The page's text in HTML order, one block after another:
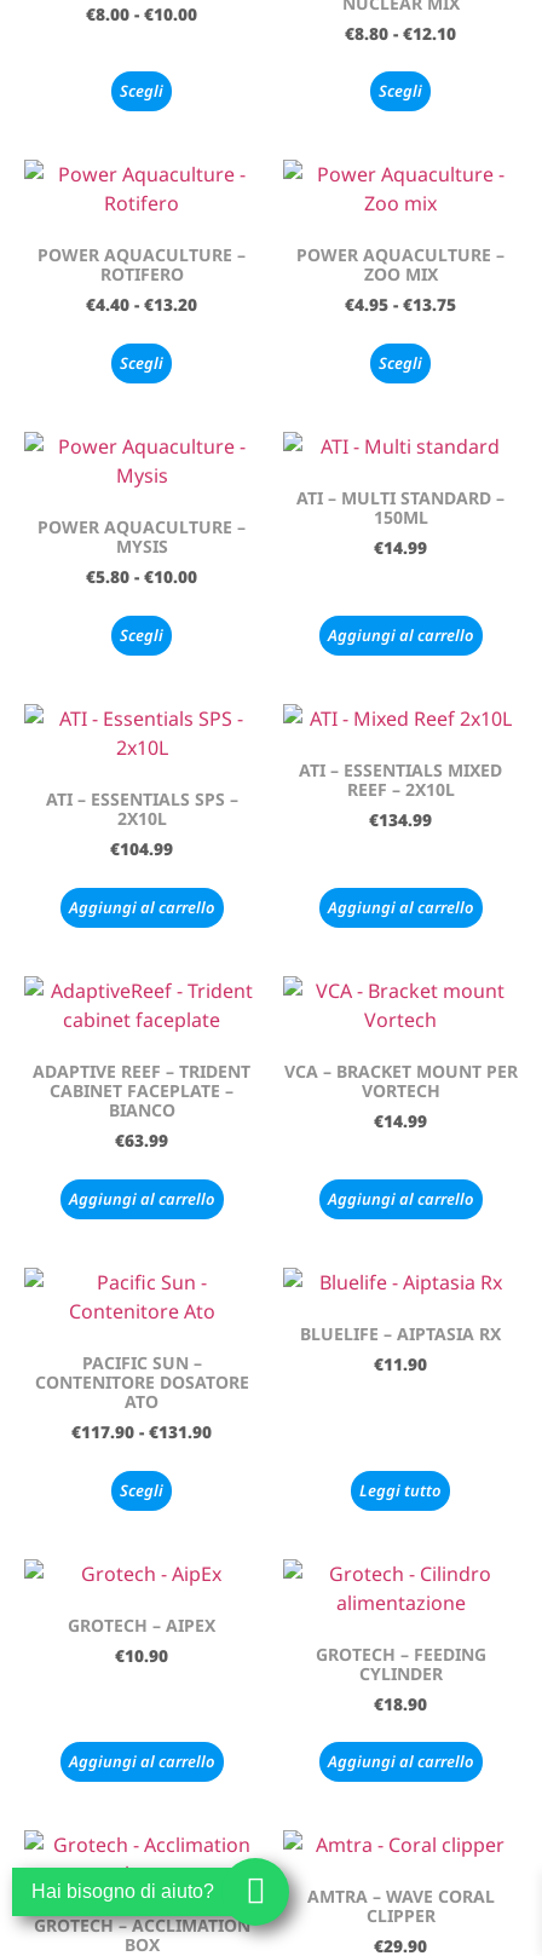
€8.00 - €10.00
Scegli
€8.80 - €12.10
Scegli
POWER AQUACULTURE –
ROTIFERO
€4.40 - €13.20
Scegli
POWER AQUACULTURE –
ZOO MIX
€4.95 - €13.75
Scegli
POWER AQUACULTURE –
MYSIS
€5.80 - €10.00
Scegli
ATI – MULTI STANDARD –
150ML
€14.99
Aggiungi al carrello
ATI – ESSENTIALS SPS –
2X10L
€104.99
Aggiungi al carrello
ATI – ESSENTIALS MIXED
REEF – 2X10L
€134.99
Aggiungi al carrello
ADAPTIVE REEF – TRIDENT
CABINET FACEPLATE –
BIANCO
€63.99
Aggiungi al carrello
VCA – BRACKET MOUNT PER
VORTECH
€14.99
Aggiungi al carrello
PACIFIC SUN –
CONTENITORE DOSATORE
ATO
€117.90 - €131.90
Scegli
BLUELIFE – AIPTASIA RX
€11.90
Leggi tutto
GROTECH – AIPEX
€10.90
Aggiungi al carrello
GROTECH – FEEDING
CYLINDER
€18.90
Aggiungi al carrello
GROTECH – ACCLIMATION
BOX
AMTRA – WAVE CORAL
CLIPPER
€29.90
Hai bisogno di aiuto?